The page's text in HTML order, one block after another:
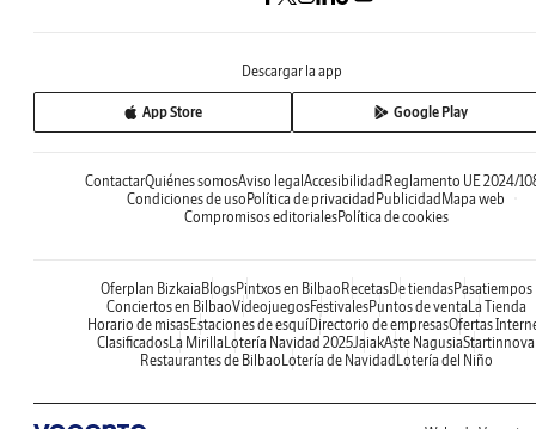
Descargar la app
App Store Google Play
ContactarQuiénes somosAviso legal Accesibilidad Reglamento UE 2024/
Condiciones de uso Política de privacidad Publicidad Mapa web
Compromisos editorialesPolítica de cookies
Oferplan Bizkaia BlogsPintxos en Bilbao RecetasDe tiendasPasatiempos
Conciertos en BilbaoVideojuegosFestivalesPuntos de venta La Tienda
Horario de misasEstaciones de esquíDirectorio de empresasOfertas
Clasificados La Mirilla Lotería Navidad 2025JaiakAste NagusiaStartinnova
Restaurantes de Bilbao Lotería de Navidad Lotería del Niño